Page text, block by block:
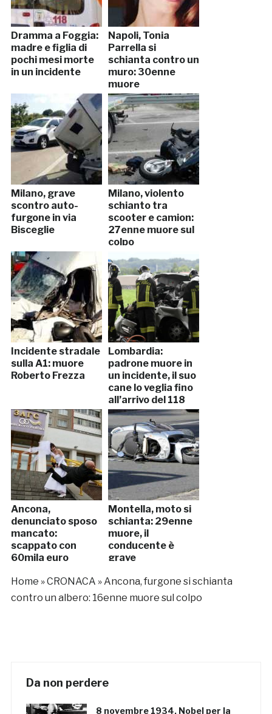
Dramma a Foggia:
madre e figlia di
pochi mesi morte
in un incidente
Napoli, Tonia
Parrella si
schianta contro un
muro: 30enne
muore
Milano, grave
scontro auto-
furgone in via
Bisceglie
Milano, violento
schianto tra
scooter e camion:
27enne muore sul
colpo
Incidente stradale
sulla A1: muore
Roberto Frezza
Lombardia:
padrone muore in
un incidente, il suo
cane lo veglia fino
all’arrivo del 118
Ancona,
denunciato sposo
mancato:
scappato con
60mila euro
Montella, moto si
schianta: 29enne
muore, il
conducente è
grave
Home »CRONACA »Ancona, furgone si schianta
contro un albero: 16enne muore sul colpo
Da non perdere
8 novembre 1934, Nobel per la